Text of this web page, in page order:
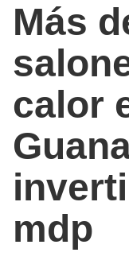
Más
calor
mdp